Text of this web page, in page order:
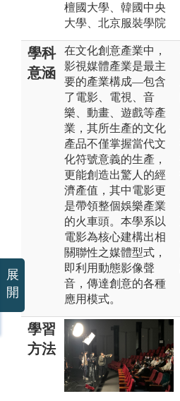
檀國大學、韓國中央
大學、北京服裝學院
學科
意涵
在文化創意產業中，
影視媒體產業是最主
要的產業構成—包含
了電影、電視、音
樂、動畫、遊戲等產
業，其所生產的文化
產品不僅掌握當代文
化符號意義的生產，
更能創造出驚人的經
濟產值，其中電影更
是帶領整個娛樂產業
的火車頭。本學系以
電影為核心建構出相
關聯性之媒體型式，
即利用動態影像聲
音，傳達創意的各種
應用模式。
學習
方法
展
開